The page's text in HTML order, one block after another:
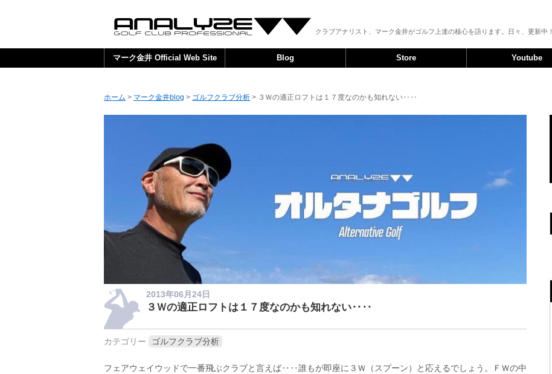
クラブアナリスト、マーク金井がゴルフ上達の核心を語ります。日々、更新中！
マーク金井 Official Web Site Blog Store Youtube
ホーム > マーク金井blog > ゴルフクラブ分析 > ３Ｗの適正ロフトは１７度なのかも知れない‥‥
2013年06月24日
３Ｗの適正ロフトは１７度なのかも知れない‥‥
カテゴリー ゴルフクラブ分析
フェアウェイウッドで一番飛ぶクラブと言えば‥‥誰もが即座に３Ｗ（スプーン）と応えるでしょう。ＦＷの中